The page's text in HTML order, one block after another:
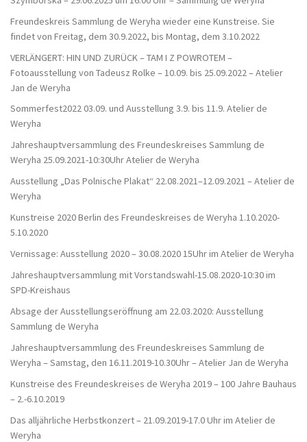
Freundeskreis Sammlung de Weryha wieder eine Kunstreise. Sie
findet von Freitag, dem 30.9.2022, bis Montag, dem 3.10.2022
VERLÄNGERT: HIN UND ZURÜCK – TAM I Z POWROTEM –
Fotoausstellung von Tadeusz Rolke – 10.09. bis 25.09.2022 – Atelier
Jan de Weryha
Sommerfest2022 03.09. und Ausstellung 3.9. bis 11.9. Atelier de
Weryha
Jahreshauptversammlung des Freundeskreises Sammlung de
Weryha 25.09.2021-10:30Uhr Atelier de Weryha
Ausstellung „Das Polnische Plakat“ 22.08.2021–12.09.2021 – Atelier de
Weryha
Kunstreise 2020 Berlin des Freundeskreises de Weryha 1.10.2020-
5.10.2020
Vernissage: Ausstellung 2020 – 30.08.2020 15Uhr im Atelier de Weryha
Jahreshauptversammlung mit Vorstandswahl-15.08.2020-10:30 im
SPD-Kreishaus
Absage der Ausstellungseröffnung am 22.03.2020: Ausstellung
Sammlung de Weryha
Jahreshauptversammlung des Freundeskreises Sammlung de
Weryha – Samstag, den 16.11.2019-10.30Uhr – Atelier Jan de Weryha
Kunstreise des Freundeskreises de Weryha 2019 – 100 Jahre Bauhaus
– 2.-6.10.2019
Das alljährliche Herbstkonzert – 21.09.2019-17.0 Uhr im Atelier de
Weryha